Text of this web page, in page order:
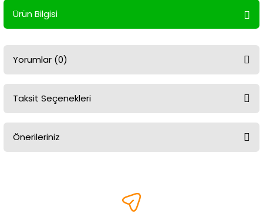
Ürün Bilgisi
Yorumlar (0)
Taksit Seçenekleri
Önerileriniz
Görüş ve önerileriniz için teşekkür ederiz.